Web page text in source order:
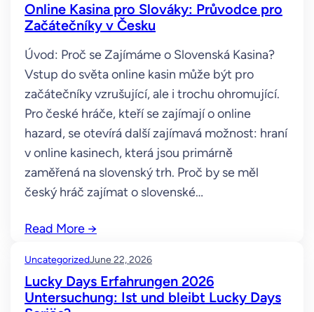
Online Kasina pro Slováky: Průvodce pro
Začátečníky v Česku
Úvod: Proč se Zajímáme o Slovenská Kasina?
Vstup do světa online kasin může být pro
začátečníky vzrušující, ale i trochu ohromující.
Pro české hráče, kteří se zajímají o online
hazard, se otevírá další zajímavá možnost: hraní
v online kasinech, která jsou primárně
zaměřená na slovenský trh. Proč by se měl
český hráč zajímat o slovenské…
Read More →
UncategorizedJune 22, 2026
Lucky Days Erfahrungen 2026
Untersuchung: Ist und bleibt Lucky Days